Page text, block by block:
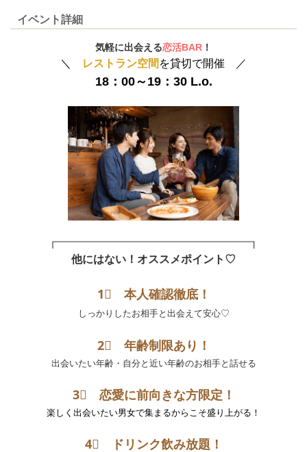
イベント詳細
気軽に出会える恋活BAR ！
＼ レストラン空間 を貸切で開催 ／
18：00～19：30 L.o.
他にはない！オススメポイント♡
1⃣ 本人確認徹底！
しっかりしたお相手と出会えて安心♡
2⃣ 年齢制限あり！
出会いたい年齢・自分と近い年齢のお相手と話せる
3⃣ 恋愛に前向きな方限定！
楽しく出会いたい男女で集まるからこそ盛り上がる！
4⃣ ドリンク飲み放題！